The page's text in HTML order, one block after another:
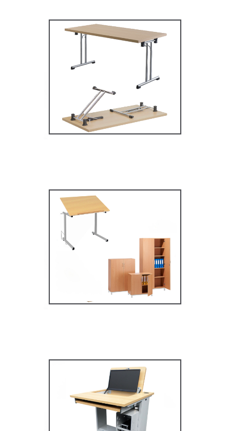
Tables Multifonctions
MOBILIER SCOLAIRE
Mobilier secondaire /
supérieur
MOBILIER SCOLAIRE
Mobilier multimédia